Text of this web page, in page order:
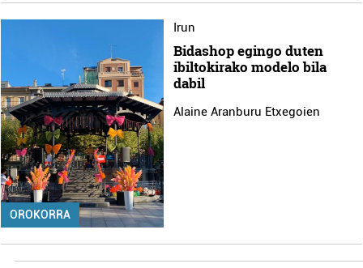
OROKORRA
Irun
Bidashop egingo duten
ibiltokirako modelo bila
dabil
Alaine Aranburu Etxegoien